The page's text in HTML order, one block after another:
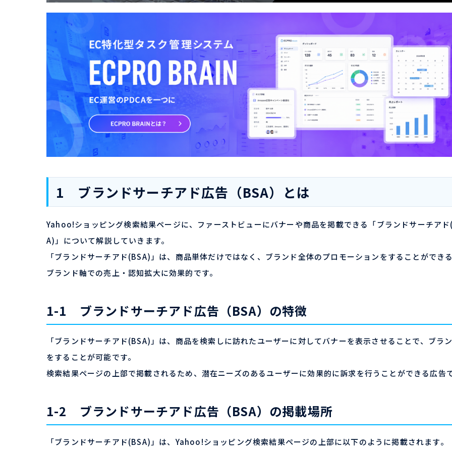
1 ブランドサーチアド広告（BSA）とは
Yahoo!ショッピング検索結果ページに、ファーストビューにバナーや商品を掲載できる「ブランドサーチア
A)」について解説していきます。
「ブランドサーチアド(BSA)」は、商品単体だけではなく、ブランド全体のプロモーションをすることができ
ブランド軸での売上・認知拡大に効果的です。
1-1 ブランドサーチアド広告（BSA）の特徴
「ブランドサーチアド(BSA)」は、商品を検索しに訪れたユーザーに対してバナーを表示させることで、ブラ
をすることが可能です。
検索結果ページの上部で掲載されるため、潜在ニーズのあるユーザーに効果的に訴求を行うことができる広告
1-2 ブランドサーチアド広告（BSA）の掲載場所
「ブランドサーチアド(BSA)」は、Yahoo!ショッピング検索結果ページの上部に以下のように掲載されます。